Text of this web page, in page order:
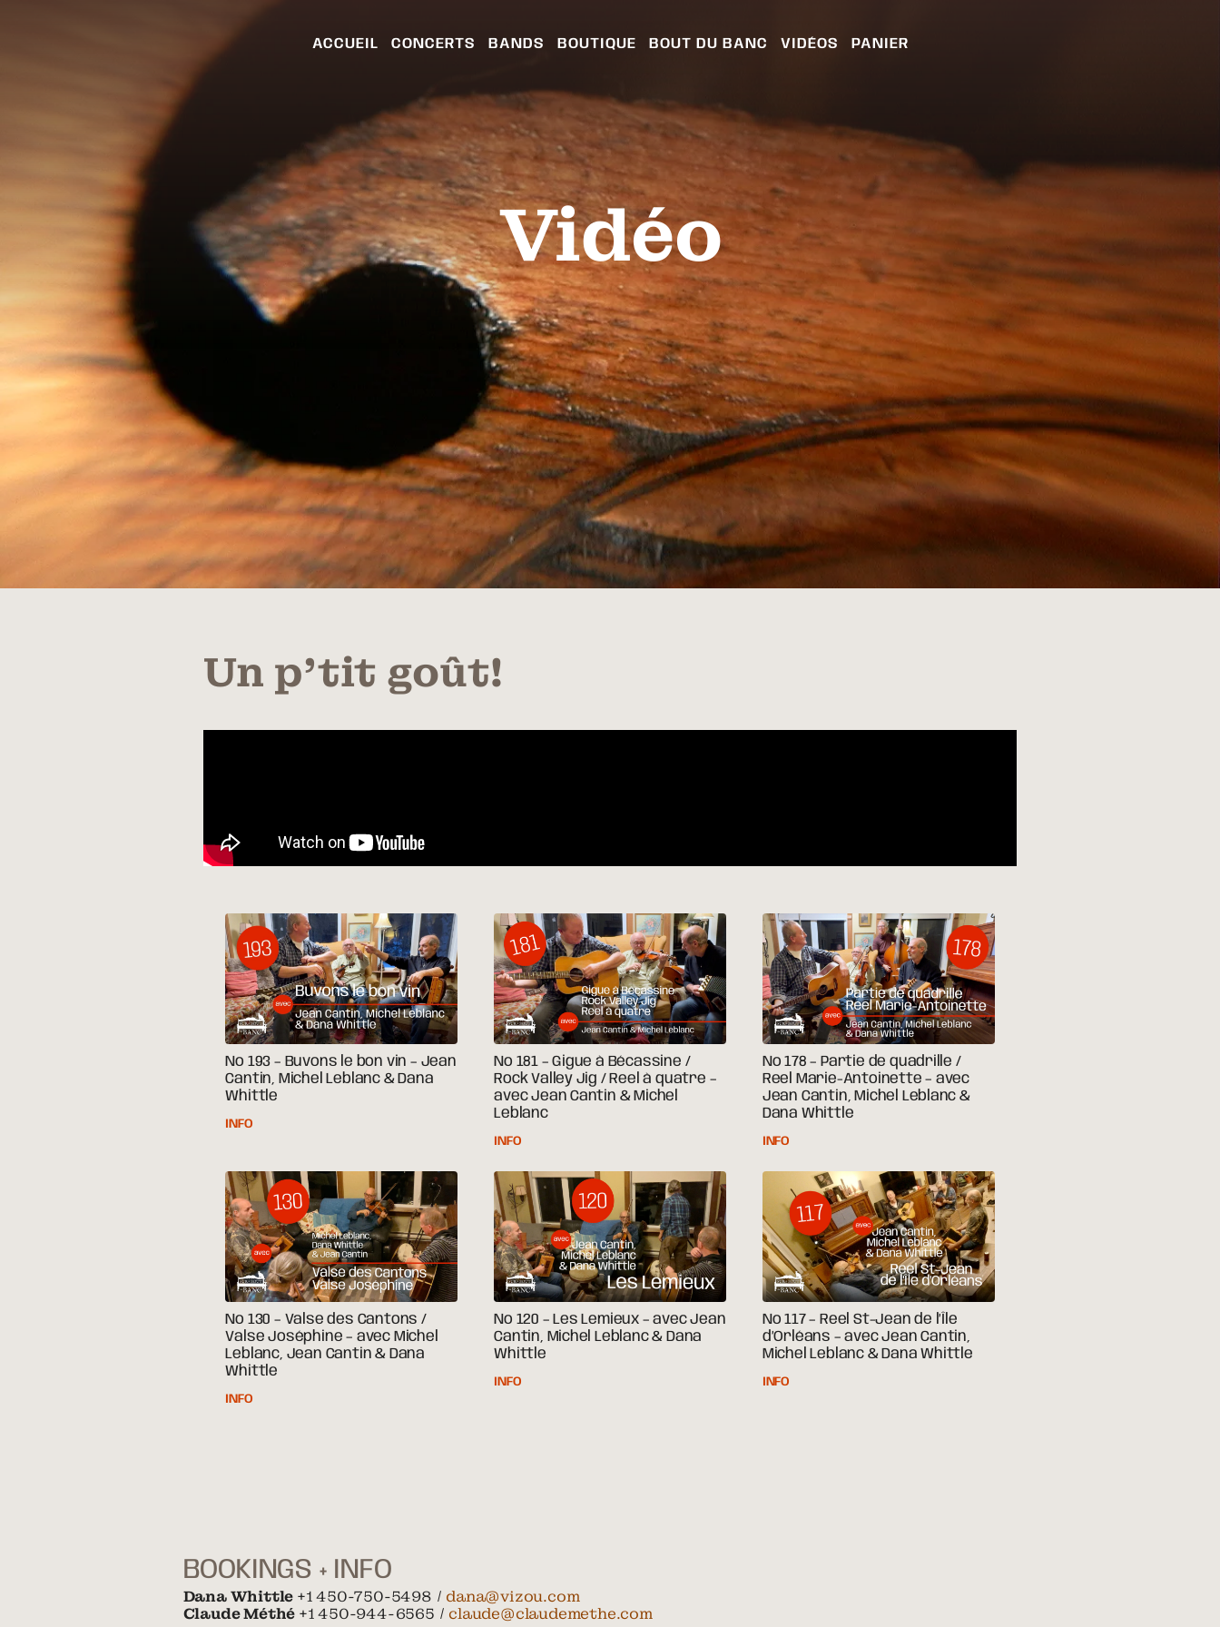
ACCUEIL CONCERTS BANDS BOUTIQUE BOUT DU BANC VIDÉOS PANIER
Vidéo
Un p’tit goût!
No 193 – Buvons le bon vin – Jean
Cantin, Michel Leblanc & Dana
Whittle
INFO
No 181 – Gigue à Bécassine /
Rock Valley Jig / Reel à quatre –
avec Jean Cantin & Michel
Leblanc
INFO
No 178 – Partie de quadrille /
Reel Marie-Antoinette – avec
Jean Cantin, Michel Leblanc &
Dana Whittle
INFO
No 130 – Valse des Cantons /
Valse Joséphine – avec Michel
Leblanc, Jean Cantin & Dana
Whittle
INFO
No 120 – Les Lemieux – avec Jean
Cantin, Michel Leblanc & Dana
Whittle
INFO
No 117 – Reel St-Jean de l’Île
d’Orléans – avec Jean Cantin,
Michel Leblanc & Dana Whittle
INFO
BOOKINGS + INFO
Dana Whittle +1 450-750-5498 / dana@vizou.com
Claude Méthé +1 450-944-6565 / claude@claudemethe.com